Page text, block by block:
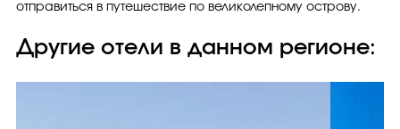
отправиться в путешествие по великолепному острову.
Другие отели в данном регионе: